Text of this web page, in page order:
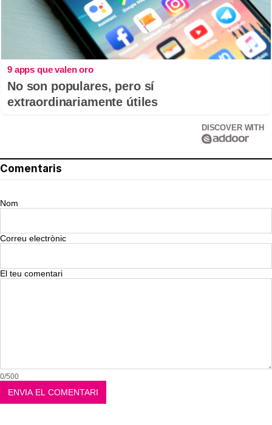
9 apps que valen oro
No son populares, pero sí
extraordinariamente útiles
DISCOVER WITH
Comentaris
Nom
Correu electrònic
El teu comentari
0/500